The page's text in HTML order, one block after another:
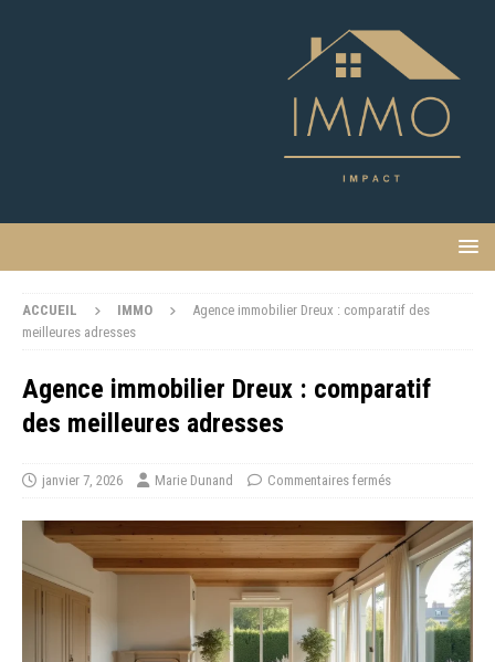
ACCUEIL IMMO
Agence immobilier Dreux : comparatif des
meilleures adresses
Agence immobilier Dreux : comparatif
des meilleures adresses
janvier 7, 2026 Marie Dunand Commentaires fermés